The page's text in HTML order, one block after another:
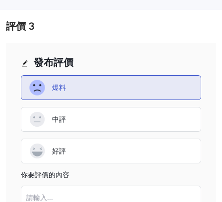
發布評價
爆料
中評
好評
你要評價的內容
請輸入...
評價 3